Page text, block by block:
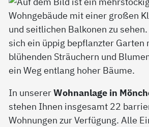
In unsererWohnanlage in
stehen Ihnen insgesamt 22
Wohnungen zur Verfügung. Alle